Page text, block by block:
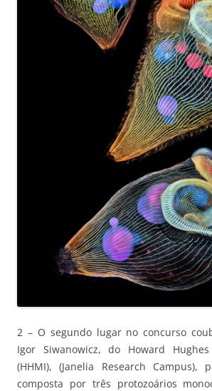
2 – O segundo lugar no concurso
Igor Siwanowicz, do Howard
(HHMI), (Janelia Research Campus),
composta por três protozoários